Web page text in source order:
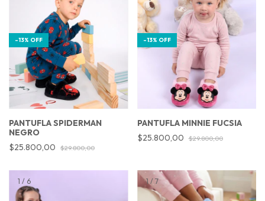
-13% OFF
PANTUFLA SPIDERMAN
NEGRO
$25.800,00
$29.800,00
-13% OFF
PANTUFLA MINNIE FUCSIA
$25.800,00
$29.800,00
1 / 6 1/ 7